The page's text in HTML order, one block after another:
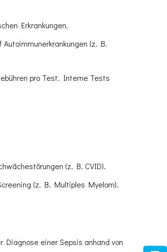
Erkrankungen.
(z. B.
pro Test. Interne Tests
(z. B. CVID).
(z. B. Multiples Myelom).
einer Sepsis anhand von